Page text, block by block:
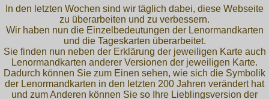
In den letzten Wochen sind wir täglich dabei, diese Webseite
zu überarbeiten und zu verbessern.
Wir haben nun die Einzelbedeutungen der Lenormandkarten
und die Tageskarten überarbeitet.
Sie finden nun neben der Erklärung der jeweiligen Karte auch
Lenormandkarten anderer Versionen der jeweiligen Karte.
Dadurch können Sie zum Einen sehen, wie sich die Symbolik
der Lenormandkarten in den letzten 200 Jahren verändert hat
und zum Anderen können Sie so Ihre Lieblingsversion der